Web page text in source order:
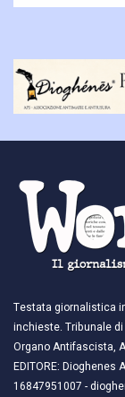
Testata giornalistica
inchieste. Tribunale
Organo Antifascista,
EDITORE: Dioghenes
16847951007 -